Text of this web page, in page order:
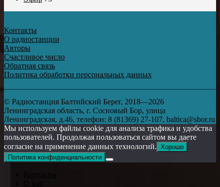
Контакты
О радиостанции
Авторы
Счастливое число
Обратная связь
Политика обработки персональных данных
© Радиостанция Балтийский Берег, 2018—2026
Ленинградская область, г. Сосновый Бор, улица
Ленинградская, д.46, телефон: 8 (81369) 27-107, baltica@sbor.ru
Мы используем файлы cookie для анализа трафика и удобства
пользователей. Продолжая пользоваться сайтом вы даете
согласие на применение данных технологий. Хорошо
Политика конфиденциальности